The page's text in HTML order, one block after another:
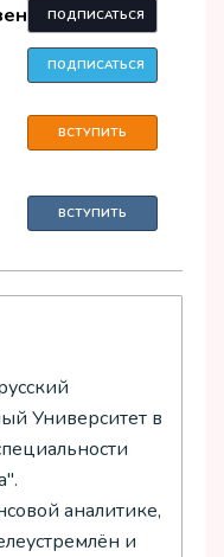
ПОДПИСАТЬСЯ
ПОДПИСАТЬСЯ
ВСТУПИТЬ
ВСТУПИТЬ
Университет в
аналитике,
и